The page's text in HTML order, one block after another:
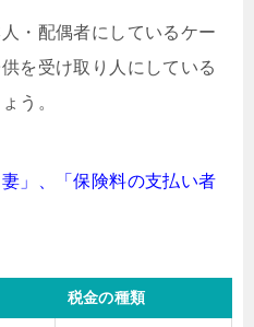
・配偶者にしているケー
を受け取り人にしている
う。
」、「保険料の支払い者
税金の種類